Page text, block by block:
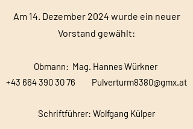
Am 14. Dezember 2024 wurde ein neuer
Vorstand gewählt:
Obmann: Mag. Hannes Würkner
​+43 664 390 30 76 Pulverturm8380@gmx.at
Schriftführer: Wolfgang Külper